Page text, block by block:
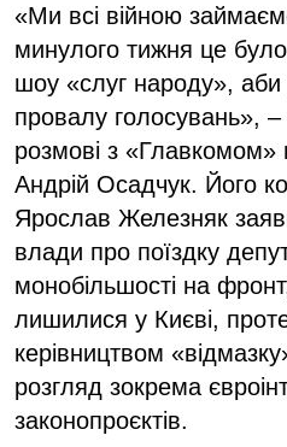
«Ми всі війною
минулого тижня це
шоу «слуг народу», аби
провалу голосувань», –
розмові з «Главкомом»
Андрій Осадчук. Його
Ярослав Железняк
влади про поїздку
монобільшості на
лишилися у Києві,
керівництвом
розгляд зокрема
законопроєктів.